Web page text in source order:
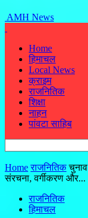
AMH News
Home
हिमाचल
Local News
क्राइम
राजनितिक
शिक्षा
नाहन
पांवटा साहिब
Home राजनितिक
संरचना, वर्गीकरण और...
राजनितिक
हिमाचल